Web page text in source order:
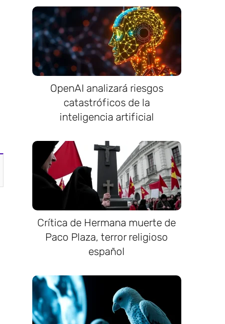
OpenAI analizará riesgos
catastróficos de la
inteligencia artificial
Crítica de Hermana muerte de
Paco Plaza, terror religioso
español